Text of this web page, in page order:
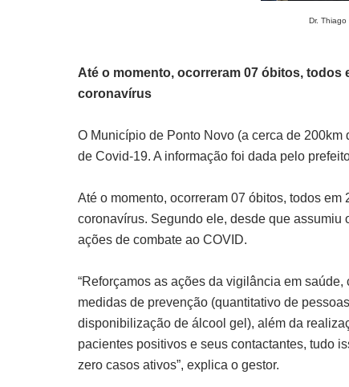
Dr. Thiago
Até o momento, ocorreram 07 óbitos, todos
coronavírus
O Município de Ponto Novo (a cerca de
de Covid-19. A informação foi dada pelo
Até o momento, ocorreram 07 óbitos, todos
coronavírus. Segundo ele, desde que assumiu
ações de combate ao COVID.
“Reforçamos as ações da vigilância em
medidas de prevenção (quantitativo de
disponibilização de álcool gel), além da
pacientes positivos e seus contactantes, tudo
zero casos ativos”, explica o gestor.